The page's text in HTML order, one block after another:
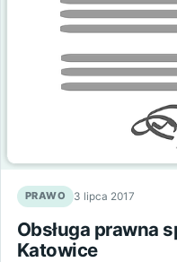
PRAWO 3 lipca 2017
Obsługa prawna
Katowice